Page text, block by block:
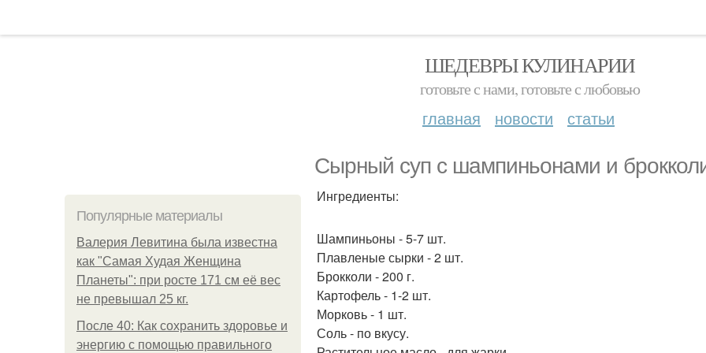
ШЕДЕВРЫ КУЛИНАРИИ
готовьте с нами, готовьте с любовью
главная новости статьи
Сырный суп с шампиньонами и
Популярные материалы
Валерия Левитина была известна
как "Самая Худая Женщина
Планеты": при росте 171 см её вес
не превышал 25 кг.
После 40: Как сохранить здоровье и
энергию с помощью правильного
Ингредиенты:
Шампиньоны - 5-7 шт.
Плавленые сырки - 2 шт.
Брокколи - 200 г.
Картофель - 1-2 шт.
Морковь - 1 шт.
Соль - по вкусу.